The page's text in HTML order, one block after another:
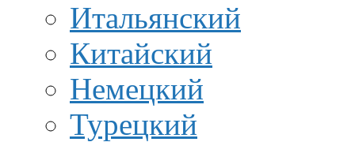
Итальянский
Китайский
Немецкий
Турецкий